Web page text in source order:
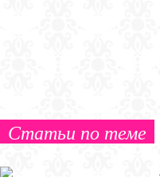
Статьи по теме